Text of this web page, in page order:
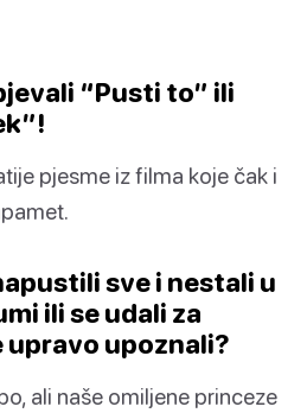
“Pusti to” ili
pjesme iz filma koje čak i
sve i nestali u
ili se udali za
upravo upoznali?
ali naše omiljene princeze